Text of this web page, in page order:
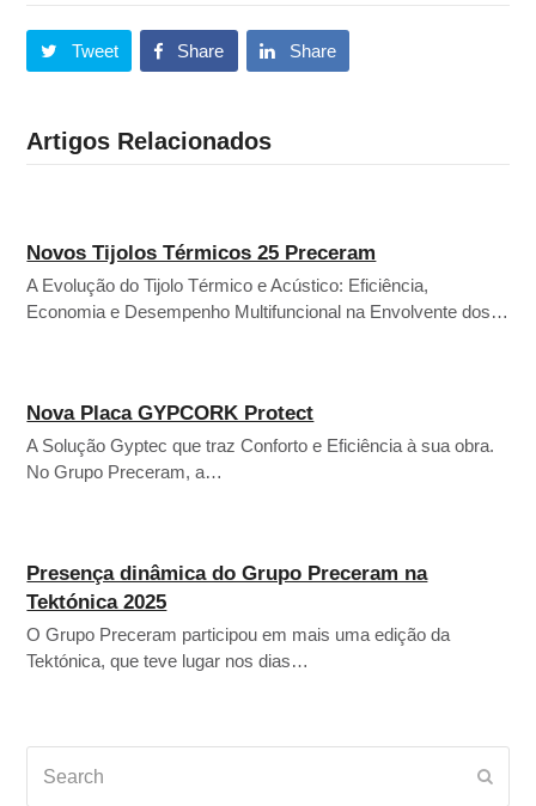
Tweet Share Share
Artigos Relacionados
Novos Tijolos Térmicos 25 Preceram
A Evolução do Tijolo Térmico e Acústico: Eficiência,
Economia e Desempenho Multifuncional na Envolvente dos…
Nova Placa GYPCORK Protect
A Solução Gyptec que traz Conforto e Eficiência à sua obra.
No Grupo Preceram, a…
Presença dinâmica do Grupo Preceram na
Tektónica 2025
O Grupo Preceram participou em mais uma edição da
Tektónica, que teve lugar nos dias…